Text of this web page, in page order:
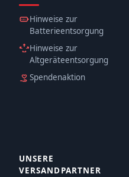
Hinweise zur
Batterieentsorgung
Hinweise zur
Altgeräteentsorgung
Spendenaktion
UNSERE
VERSANDPARTNER